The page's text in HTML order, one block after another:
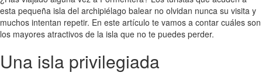
esta pequeña isla del archipiélago balear no olvidan nunca su visita y
muchos intentan repetir. En este artículo te vamos a contar cuáles son
los mayores atractivos de la isla que no te puedes perder.
Una isla privilegiada